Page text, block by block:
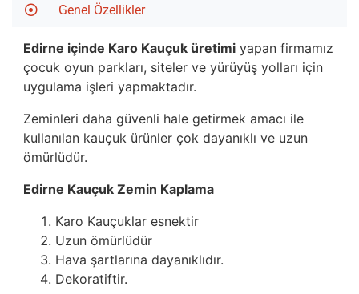
Genel Özellikler
Edirne içinde Karo Kauçuk üretimi yapan firmamız
çocuk oyun parkları, siteler ve yürüyüş yolları için
uygulama işleri yapmaktadır.
Zeminleri daha güvenli hale getirmek amacı ile
kullanılan kauçuk ürünler çok dayanıklı ve uzun
ömürlüdür.
Edirne Kauçuk Zemin Kaplama
Karo Kauçuklar esnektir
Uzun ömürlüdür
Hava şartlarına dayanıklıdır.
Dekoratiftir.